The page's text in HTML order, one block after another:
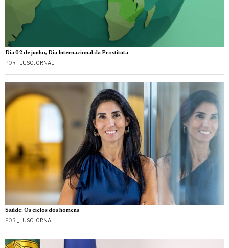
Dia 02 de junho, Dia Internacional da Prostituta
POR _LUSOJORNAL
Saúde: Os ciclos dos homens
POR _LUSOJORNAL